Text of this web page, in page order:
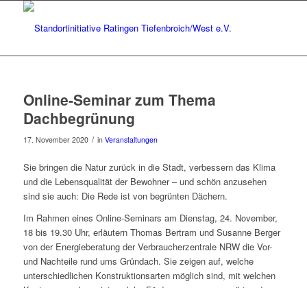
Online-Seminar zum Thema
Dachbegrünung
17. November 2020 / in Veranstaltungen
Sie bringen die Natur zurück in die Stadt, verbessern das Klima
und die Lebensqualität der Bewohner – und schön anzusehen
sind sie auch: Die Rede ist von begrünten Dächern.
Im Rahmen eines Online-Seminars am Dienstag, 24. November,
18 bis 19.30 Uhr, erläutern Thomas Bertram und Susanne Berger
von der Energieberatung der Verbraucherzentrale NRW die Vor-
und Nachteile rund ums Gründach. Sie zeigen auf, welche
unterschiedlichen Konstruktionsarten möglich sind, mit welchen